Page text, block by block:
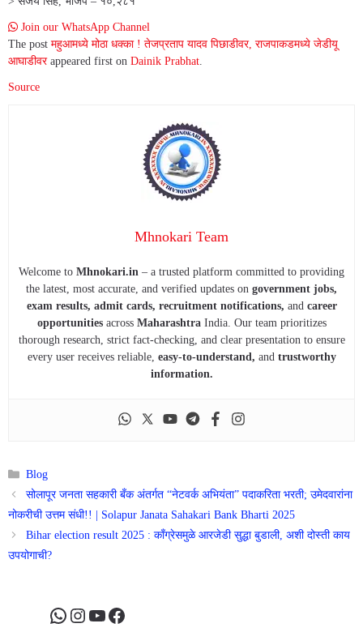
Join our WhatsApp Channel
The post महुआमध्ये मोठा धक्का ! तेजप्रताप यादव पिछाडीवर, राजपाकडमध्ये जेडीयू
आघाडीवरappeared first on Dainik Prabhat
Source
Mhnokari Team
Welcome to Mhnokari.in – a trusted platform committed to providing
the latest, most accurate, and verified updates on government jobs,
exam results, admit cards, recruitment notifications, and career
opportunitiesacross MaharashtraIndia. Our team prioritizes
thorough research, strict fact-checking, and clear presentation to ensure
every user receives reliable, easy-to-understand, andtrustworthy
information.
Categories
Blog
सोलापूर जनता सहकारी बँक अंतर्गत “नेटवर्क अभियंता” पदाकरिता भरती; उमेदवारांना
नोकरीची उत्तम संधी!! | Solapur Janata Sahakari Bank Bharti 2025
Bihar election result 2025 : काँग्रेसमुळे आरजेडी सुद्धा बुडाली, अशी दोस्ती काय
उपयोगाची?
WhatsApp
Instagram
YouTube
Facebook